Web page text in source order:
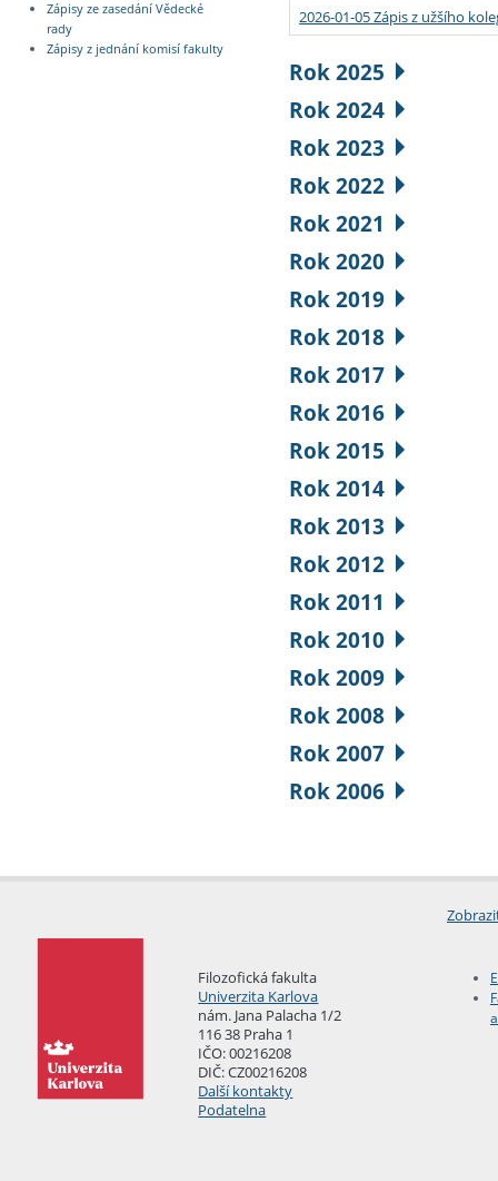
Zápisy ze zasedání Vědecké
rady
Zápisy z jednání komisí fakulty
2026-01-05 Zápis z užšího
Rok 2025
Rok 2024
Rok 2023
Rok 2022
Rok 2021
Rok 2020
Rok 2019
Rok 2018
Rok 2017
Rok 2016
Rok 2015
Rok 2014
Rok 2013
Rok 2012
Rok 2011
Rok 2010
Rok 2009
Rok 2008
Rok 2007
Rok 2006
Filozofická fakulta
Univerzita Karlova
nám. Jana Palacha 1/2
116 38 Praha 1
IČO: 00216208
DIČ: CZ00216208
Další kontakty
Podatelna